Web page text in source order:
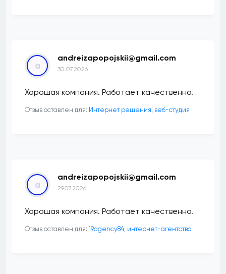
a
andreizapopojskii@gmail.com
30.07.2026
Хорошая компания. Работает качественно.
Отзыв оставлен для: Интернет решения, веб-студия
a
andreizapopojskii@gmail.com
29.07.2026
Хорошая компания. Работает качественно.
Отзыв оставлен для: 19agency84, интернет-агентство